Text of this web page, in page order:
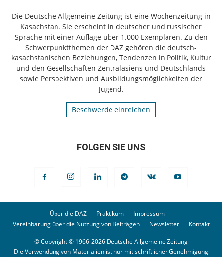
Die Deutsche Allgemeine Zeitung ist eine Wochenzeitung in
Kasachstan. Sie erscheint in deutscher und russischer
Sprache mit einer Auflage über 1.000 Exemplaren. Zu den
Schwerpunktthemen der DAZ gehören die deutsch-
kasachstanischen Beziehungen, Tendenzen in Politik, Kultur
und den Gesellschaften Zentralasiens und Deutschlands
sowie Perspektiven und Ausbildungsmöglichkeiten der
Jugend.
Beschwerde einreichen
FOLGEN SIE UNS
Über die DAZ Praktikum
Impressum
Vereinbarung über die Nutzung von Beiträgen
Newsletter Kontakt
© Copyright © 1966-2026 Deutsche Allgemeine Zeitung
Die Verwendung von Materialien ist nur mit schriftlicher Genehmigung